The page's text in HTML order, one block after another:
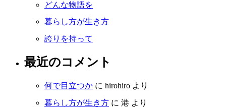
どんな物語を
暮らし方が生き方
誇りを持って
最近のコメント
何で目立つか に hirohiro より
暮らし方が生き方 に 港 より